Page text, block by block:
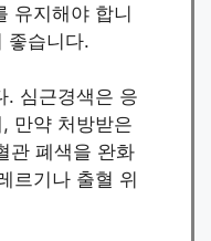
유지해야 합니
좋습니다.
. 심근경색은 응
만약 처방받은
관 폐색을 완화
르기나 출혈 위